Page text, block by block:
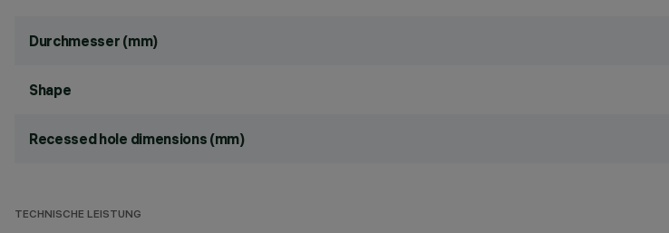
Durchmesser (mm)
Shape
Recessed hole dimensions (mm)
TECHNISCHE LEISTUNG